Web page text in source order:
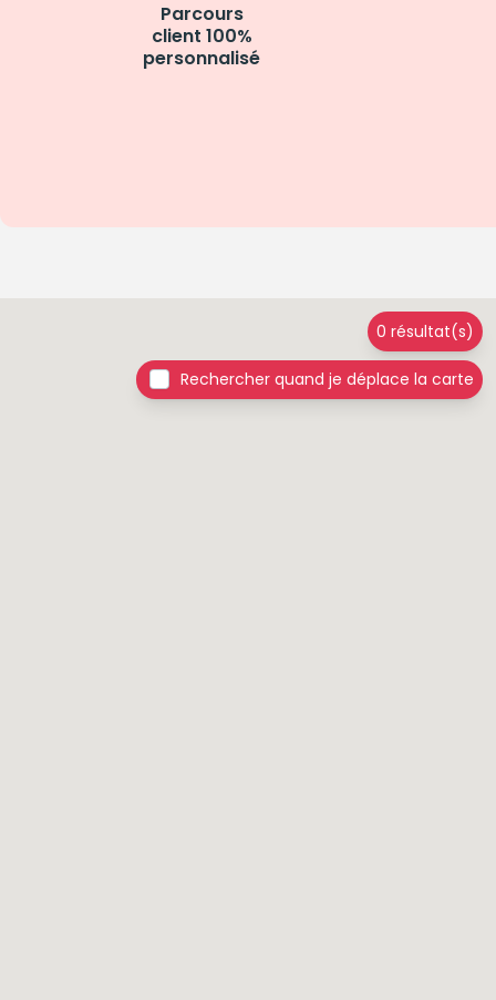
Parcours
client 100%
personnalisé
0 résultat(s)
Rechercher quand je déplace la carte